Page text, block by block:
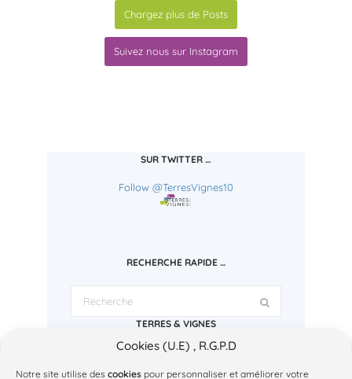
Cookies (U.E) , R.G.P.D
Notre site utilise des cookies pour personnaliser et améliorer votre
Chargez plus de Posts
Suivez nous sur Instagram
SUR TWITTER …
Follow @TerresVignes10
RECHERCHE RAPIDE …
TERRES & VIGNES
Espace Regley
Tél: 03.25.43.72.78